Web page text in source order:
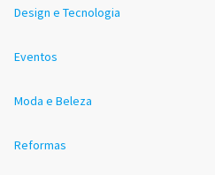
Design e Tecnologia
Eventos
Moda e Beleza
Reformas